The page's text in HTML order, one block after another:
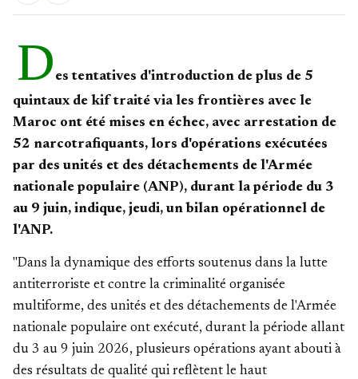
D es tentatives d'introduction de plus de 5
quintaux de kif traité via les frontières avec le
Maroc ont été mises en échec, avec arrestation de
52 narcotrafiquants, lors d'opérations exécutées
par des unités et des détachements de l'Armée
nationale populaire (ANP), durant la période du 3
au 9 juin, indique, jeudi, un bilan opérationnel de
l'ANP.
"Dans la dynamique des efforts soutenus dans la lutte
antiterroriste et contre la criminalité organisée
multiforme, des unités et des détachements de l'Armée
nationale populaire ont exécuté, durant la période allant
du 3 au 9 juin 2026, plusieurs opérations ayant abouti à
des résultats de qualité qui reflètent le haut